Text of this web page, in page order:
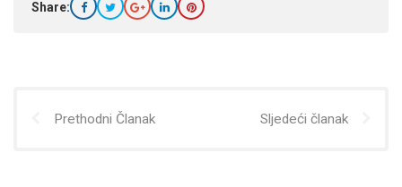
Share:
Prethodni Članak Sljedeći članak